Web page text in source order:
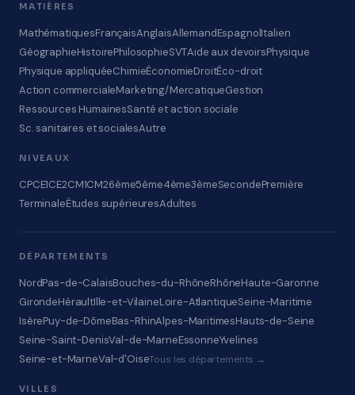
MATIÈRES
MathématiquesFrançaisAnglaisAllemandEspagnolItalien
GéographieHistoirePhilosophieSVTAide aux devoirsPhysique
Physique appliquéeChimieÉconomieDroitÉco-droit
Action commercialeMarketing/MercatiqueGestion
Ressources HumainesSanté et action sociale
Sc. sanitaires et socialesAutre
NIVEAUX
CPCE1CE2CM1CM26ème5ème4ème3èmeSecondePremière
TerminaleÉtudes supérieuresAdultes
DÉPARTEMENTS
NordPas-de-CalaisBouches-du-RhôneRhôneHaute-Garonne
GirondeHéraultIlle-et-VilaineLoire-AtlantiqueSeine-Maritime
IsèrePuy-de-DômeBas-RhinAlpes-MaritimesHauts-de-Seine
Seine-Saint-DenisVal-de-MarneEssonneYvelines
Seine-et-MarneVal-d'OiseTous les départements →
VILLES